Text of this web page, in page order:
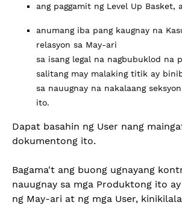
ang paggamit ng Level Up Basket,
anumang iba pang kaugnay na
relasyon sa May-ari
sa isang legal na nagbubuklod na
salitang may malaking titik ay
sa nauugnay na nakalaang
ito.
Dapat basahin ng User nang
dokumentong ito.
Bagama't ang buong ugnayang
nauugnay sa mga Produktong ito
ng May-ari at ng mga User,